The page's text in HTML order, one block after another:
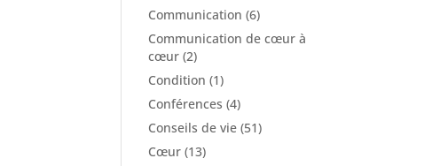
Communication (6)
Communication de cœur à
cœur (2)
Condition (1)
Conférences (4)
Conseils de vie (51)
Cœur (13)